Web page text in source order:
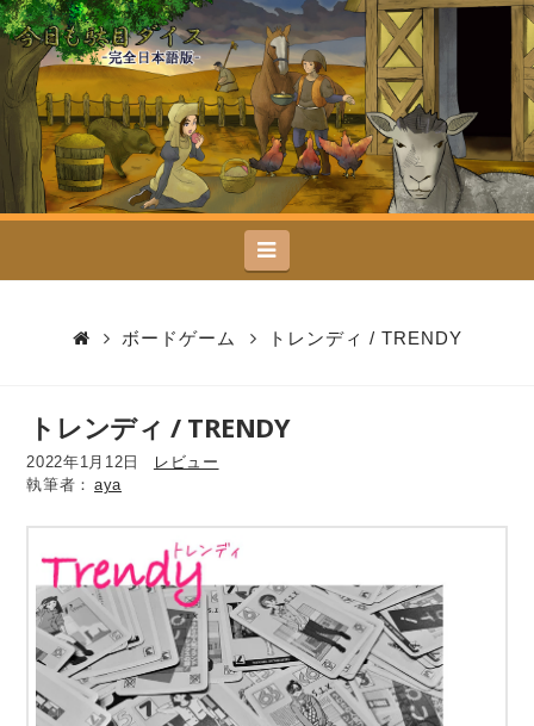
今
日
も
駄
目
イ
ス
Navigation
ボードゲーム トレンディ / TRENDY
トレンディ / TRENDY
2022年1月12日
レビュー
aya